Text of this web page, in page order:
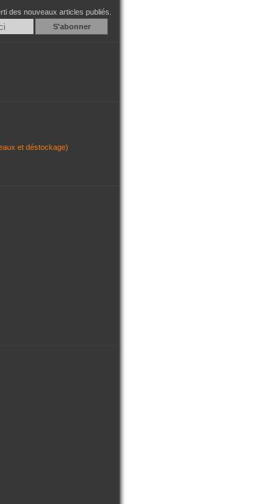
des nouveaux articles publiés.
Email
et déstockage)